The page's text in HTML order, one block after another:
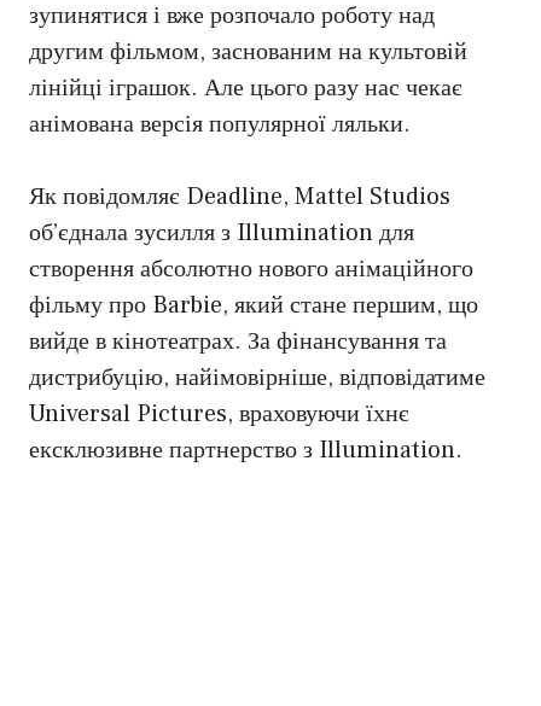
зупинятися і вже розпочало роботу над
другим фільмом, заснованим на культовій
лінійці іграшок. Але цього разу нас чекає
анімована версія популярної ляльки.
Як повідомляє Deadline, Mattel Studios
об’єднала зусилля з Illumination для
створення абсолютно нового анімаційного
фільму про Barbie, який стане першим, що
вийде в кінотеатрах. За фінансування та
дистрибуцію, найімовірніше, відповідатиме
Universal Pictures, враховуючи їхнє
ексклюзивне партнерство з Illumination.